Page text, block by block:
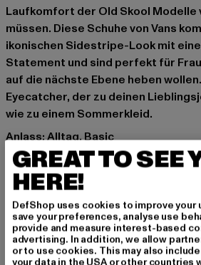
Laufkomfort der Old Skool Modelle
müssen. Diese Schuhe von Vans
ikonischen Sidestripe-Look mit
Statement und sind perfekt für
auf die nächste Ebene heben
Eyecatcher, der zu deinen
wie zu einem Sommerkleid.
Anlass: Alltag, Basic
Verschlussarten: Schnürsenkel
Marke: Vans
Kat.: Sneakers Low
Farbe: pink
Hersteller Farbe: pastel picnic pink
Obermaterial: Leder, Textil
Innenfutter: Textil
GREAT TO SEE
HERE!
DefShop uses cookies to improve your
save your preferences, analyse use
provide and measure interest-based
advertising. In addition, we allow
or to use cookies. This may also
your data in the USA or other countries